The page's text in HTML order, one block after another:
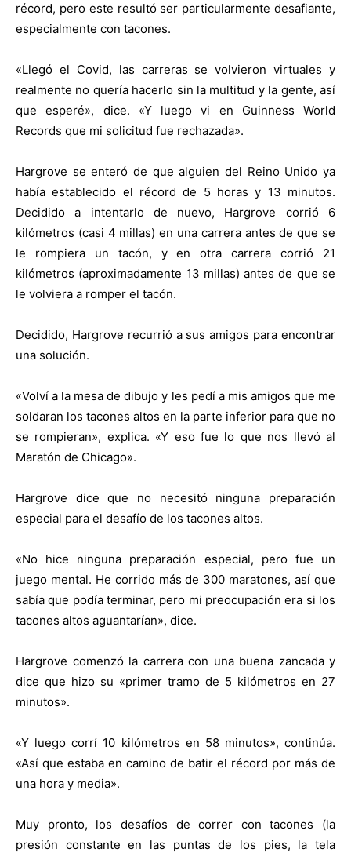
récord, pero este resultó ser particularmente desafiante,
especialmente con tacones.
«Llegó el Covid, las carreras se volvieron virtuales y
realmente no quería hacerlo sin la multitud y la gente, así
que esperé», dice. «Y luego vi en Guinness World
Records que mi solicitud fue rechazada».
Hargrove se enteró de que alguien del Reino Unido ya
había establecido el récord de 5 horas y 13 minutos.
Decidido a intentarlo de nuevo, Hargrove corrió 6
kilómetros (casi 4 millas) en una carrera antes de que se
le rompiera un tacón, y en otra carrera corrió 21
kilómetros (aproximadamente 13 millas) antes de que se
le volviera a romper el tacón.
Decidido, Hargrove recurrió a sus amigos para encontrar
una solución.
«Volví a la mesa de dibujo y les pedí a mis amigos que me
soldaran los tacones altos en la parte inferior para que no
se rompieran», explica. «Y eso fue lo que nos llevó al
Maratón de Chicago».
Hargrove dice que no necesitó ninguna preparación
especial para el desafío de los tacones altos.
«No hice ninguna preparación especial, pero fue un
juego mental. He corrido más de 300 maratones, así que
sabía que podía terminar, pero mi preocupación era si los
tacones altos aguantarían», dice.
Hargrove comenzó la carrera con una buena zancada y
dice que hizo su «primer tramo de 5 kilómetros en 27
minutos».
«Y luego corrí 10 kilómetros en 58 minutos», continúa.
«Así que estaba en camino de batir el récord por más de
una hora y media».
Muy pronto, los desafíos de correr con tacones (la
presión constante en las puntas de los pies, la tela